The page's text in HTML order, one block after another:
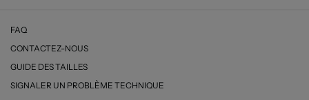
FAQ
CONTACTEZ-NOUS
GUIDE DES TAILLES
SIGNALER UN PROBLÈME TECHNIQUE